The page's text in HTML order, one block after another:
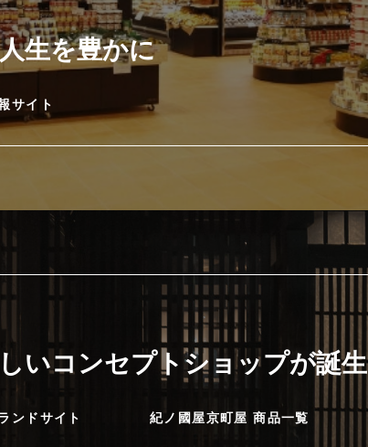
生を豊かに
サイト
いコンセプトショップが誕生
ンドサイト 紀ノ國屋京町屋 商品一覧